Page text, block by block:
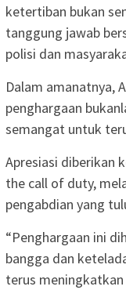
ketertiban bukan
tanggung jawab
polisi dan
Dalam amanatnya,
penghargaan
semangat untuk
Apresiasi diberikan
the call of duty,
pengabdian yang
“Penghargaan ini
bangga dan
terus